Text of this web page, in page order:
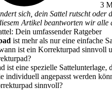
3
sich, dein Sattel rutscht oder
Artikel beantworten wir
Dein umfassender Ratgeber
ist mehr als nur eine einfache
ist ein Korrekturpad sinnvoll
ist eine spezielle
individuell angepasst werden
sinnvoll?